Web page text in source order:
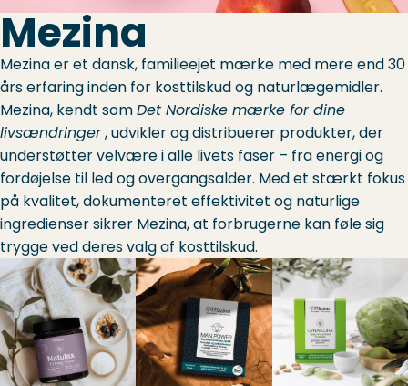
Mezina
Mezina er et dansk, familieejet mærke med mere end 30
års erfaring inden for kosttilskud og naturlægemidler.
Mezina, kendt somDet Nordiske mærke for dine
livsændringer, udvikler og distribuerer produkter, der
understøtter velvære i alle livets faser – fra energi og
fordøjelse til led og overgangsalder. Med et stærkt fokus
på kvalitet, dokumenteret effektivitet og naturlige
ingredienser sikrer Mezina, at forbrugerne kan føle sig
trygge ved deres valg af kosttilskud.